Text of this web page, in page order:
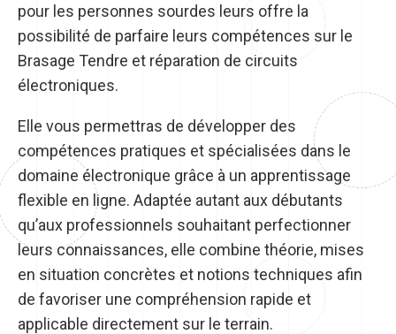
pour les personnes sourdes leurs offre la
possibilité de parfaire leurs compétences sur le
Brasage Tendre et réparation de circuits
électroniques.
Elle vous permettras de développer des
compétences pratiques et spécialisées dans le
domaine électronique grâce à un apprentissage
flexible en ligne. Adaptée autant aux débutants
qu’aux professionnels souhaitant perfectionner
leurs connaissances, elle combine théorie, mises
en situation concrètes et notions techniques afin
de favoriser une compréhension rapide et
applicable directement sur le terrain.